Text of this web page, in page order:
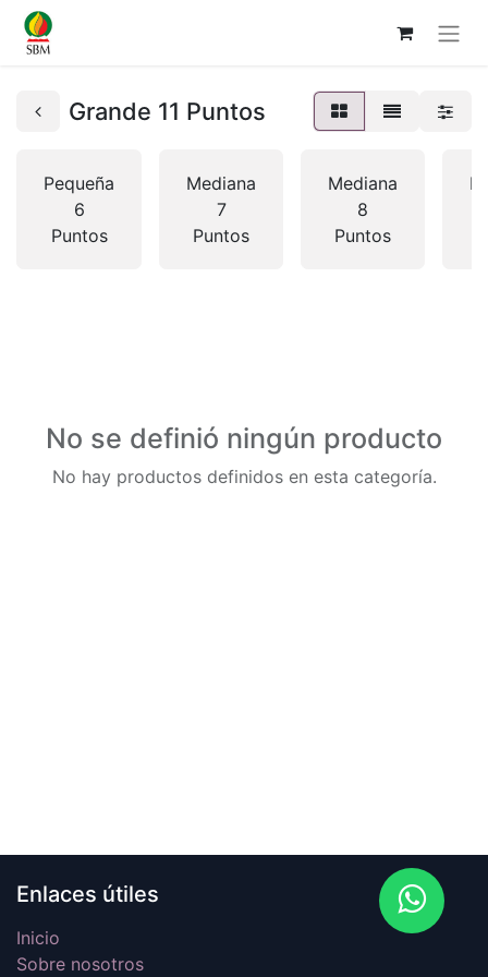
Grande 11 Puntos
Pequeña
6
Puntos
Mediana
7
Puntos
Mediana
8
Puntos
No se definió ningún producto
No hay productos definidos en esta categoría.
Enlaces útiles
Inicio
Sobre nosotros